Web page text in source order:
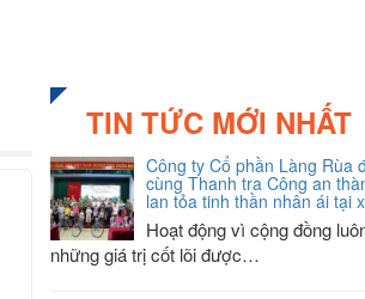
TIN TỨC MỚI NHẤT
Công ty Cổ phần Làng Rùa
cùng Thanh tra Công an
lan tỏa tinh thần nhân ái tại
Hoạt động vì cộng đồng
những giá trị cốt lõi được…